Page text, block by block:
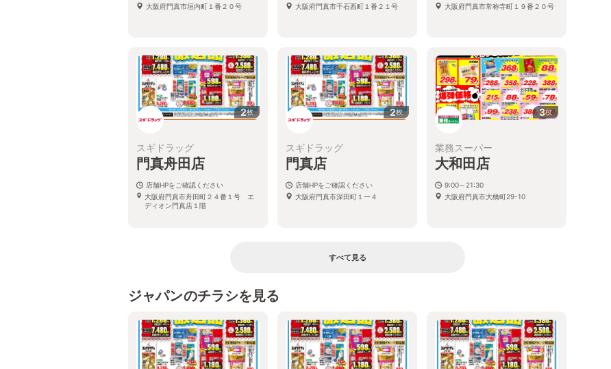
大阪府門真市垣内町１番２０号
大阪府門真市千石西町１番２１号
大阪府門真市常称寺町１９番２０号
2枚
スギドラッグ
門真舟田店
店舗HPをご確認ください
大阪府門真市舟田町２４番１号 エ
ディオン門真店１階
2枚
スギドラッグ
門真店
店舗HPをご確認ください
大阪府門真市深田町１ー４
3枚
業務スーパー
大和田店
9:00～21:30
大阪府門真市大橋町29-10
すべて見る
ジャパンのチラシを見る